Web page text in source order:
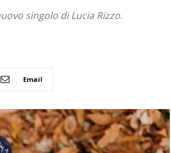
singolo di Lucia Rizzo.
Email